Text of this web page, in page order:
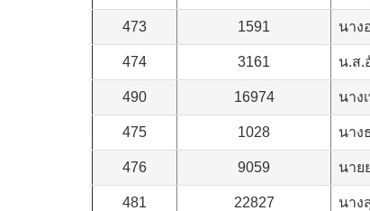
473 1591 นาง
474 3161 น.ส
490 16974 นาง
475 1028 นาง
476 9059 นาย
481 22827 นาง